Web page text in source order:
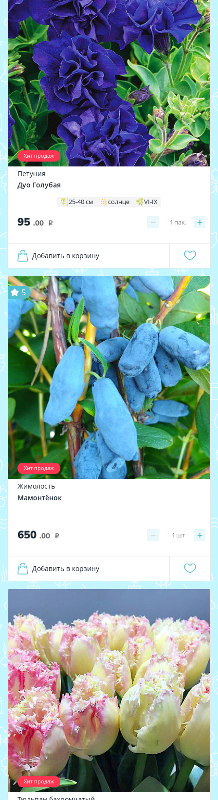
Хит продаж
Петуния
Дуо Голубая
25-40 см солнце VI-IX
95 .00 i − +
1 пак.
Добавить в корзину
Хит продаж
5
Жимолость
Мамонтёнок
650 .00 i − +
1 шт
Добавить в корзину
Хит продаж